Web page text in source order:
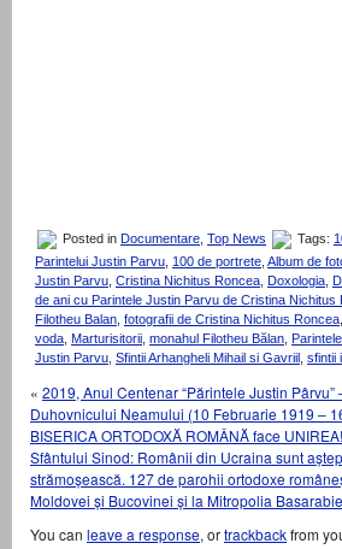
Posted in Documentare Top News Tags:
Parintelui Justin Parvu 100 de portrete Album de
Justin Parvu Cristina Nichitus Roncea Doxologia
de ani cu Parintele Justin Parvu de Cristina Nichitus
Filotheu Balan fotografii de Cristina Nichitus Roncea
voda Marturisitorii monahul Filotheu Bălan
Justin Parvu Sfintii Arhangheli Mihail si Gavriil sfintii
« 2019, Anul Centenar “Părintele Justin
Duhovnicului Neamului (10 Februarie 1919 –
BISERICA ORTODOXĂ ROMÂNĂ face
Sfântului Sinod: Românii din Ucraina sunt
strămoșească. 127 de parohii ortodoxe
Moldovei și Bucovinei și la Mitropolia
You can leave a response, ortrackbackfrom